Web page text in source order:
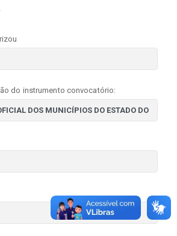
do instrumento convocatório: